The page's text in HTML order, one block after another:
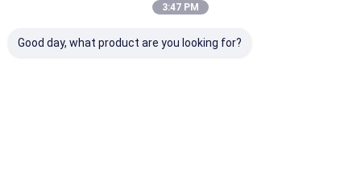
3:47 PM
Good day, what product are you looking for?